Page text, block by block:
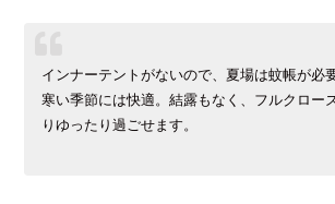
インナーテントがないので、夏場は蚊帳が必
寒い季節には快適。結露もなく、フルクロー
りゆったり過ごせます。